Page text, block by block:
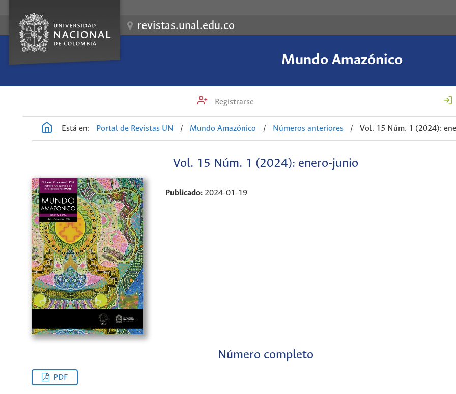
revistas.unal.edu.co
Mundo Amazónico
Registrarse
Está en: Portal de Revistas UN / Mundo Amazónico / Números anteriores / Vol. 15 Núm. 1 (2024):
Vol. 15 Núm. 1 (2024): enero-junio
Publicado: 2024-01-19
Número completo
PDF